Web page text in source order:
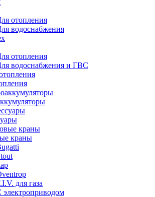
отопления
водоснабжения
отопления
водоснабжения и ГВС
краны
для газа
электроприводом